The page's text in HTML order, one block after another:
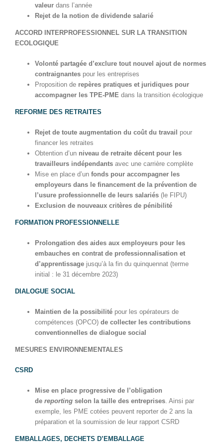
valeur dans l’année
Rejet de la notion de dividende salarié
ACCORD INTERPROFESSIONNEL SUR LA TRANSITION
ECOLOGIQUE
Volonté partagée d’exclure tout nouvel ajout de normes
contraignantespour les entreprises
Proposition de repères pratiques et juridiques pour
accompagner les TPE-PME dans la transition écologique
REFORME DES RETRAITES
Rejet de toute augmentation du coût du travail pour
financer les retraites
Obtention d’un niveau de retraite décent pour les
travailleurs indépendants avec une carrière complète
Mise en place d’un fonds pour accompagner les
employeurs dans le financement de la prévention de
l’usure professionnelle de leurs salariés (le FIPU)
Exclusion de nouveaux critères de pénibilité
FORMATION PROFESSIONNELLE
Prolongation des aides aux employeurs pour les
embauches en contrat de professionnalisation et
d’apprentissagejusqu’à la fin du quinquennat (terme
initial : le 31 décembre 2023)
DIALOGUE SOCIAL
Maintien de la possibilitépour les opérateurs de
compétences (OPCO) de collecter les contributions
conventionnelles de dialogue social
MESURES ENVIRONNEMENTALES
CSRD
Mise en place progressive de l’obligation
de reporting selon la taille des entreprises. Ainsi par
exemple, les PME cotées peuvent reporter de 2 ans la
préparation et la soumission de leur rapport CSRD
EMBALLAGES, DECHETS D’EMBALLAGE